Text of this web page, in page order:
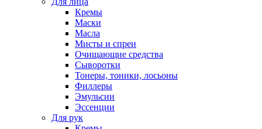
Кремы
Маски
Масла
Мисты и спреи
Очищающие средства
Сыворотки
Тонеры, тоники, лосьоны
Филлеры
Эмульсии
Эссенции
Для рук